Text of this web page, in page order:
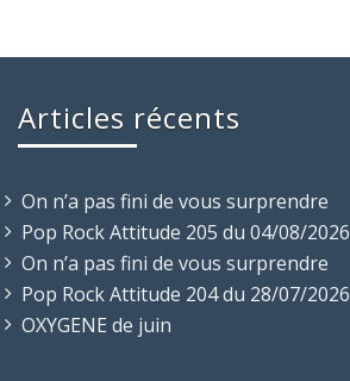
Articles récents
On n’a pas fini de vous surprendre
Pop Rock Attitude 205 du 04/08/2026
On n’a pas fini de vous surprendre
Pop Rock Attitude 204 du 28/07/2026
OXYGENE de juin